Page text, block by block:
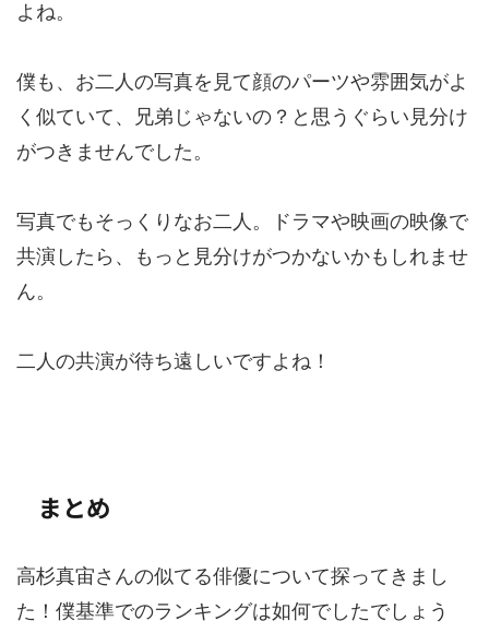
よね。
僕も、お二人の写真を見て顔のパーツや雰囲気がよ
く似ていて、兄弟じゃないの？と思うぐらい見分け
がつきませんでした。
写真でもそっくりなお二人。ドラマや映画の映像で
共演したら、もっと見分けがつかないかもしれませ
ん。
二人の共演が待ち遠しいですよね！
まとめ
高杉真宙さんの似てる俳優について探ってきまし
た！僕基準でのランキングは如何でしたでしょう